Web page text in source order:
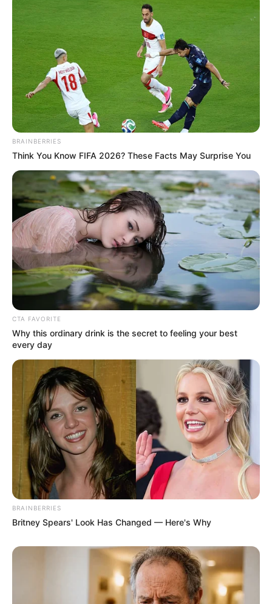
3. Meski demikian, musium ini menggunakan
berbagai cara untuk dapat berkontribusi mengurangi
penyebaran virus. Beberapa pekan lalu mereka
mendonasikan ribuan sarung tangan dan masker
pada UCLA Helath
BRAINBERRIES
Think You Know FIFA 2026? These Facts May Surprise You
CTA FAVORITE
Why this ordinary drink is the secret to feeling your best
every day
BRAINBERRIES
Britney Spears' Look Has Changed — Here's Why